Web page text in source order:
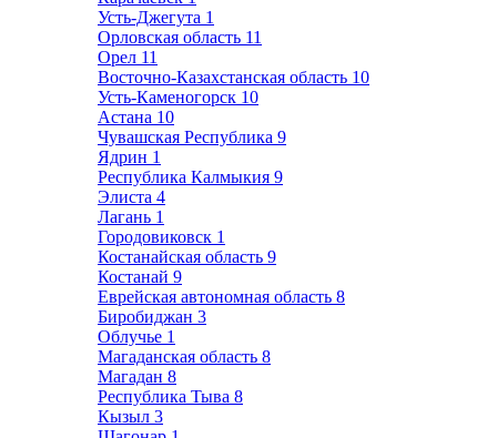
Усть-Джегута 1
Орловская область 11
Орел 11
Восточно-Казахстанская область 10
Усть-Каменогорск 10
Астана 10
Чувашская Республика 9
Ядрин 1
Республика Калмыкия 9
Элиста 4
Лагань 1
Городовиковск 1
Костанайская область 9
Костанай 9
Еврейская автономная область 8
Биробиджан 3
Облучье 1
Магаданская область 8
Магадан 8
Республика Тыва 8
Кызыл 3